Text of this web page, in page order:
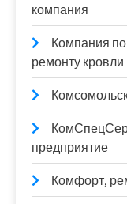
компания
Компания
ремонту кровли
предприятие
Комфорт,